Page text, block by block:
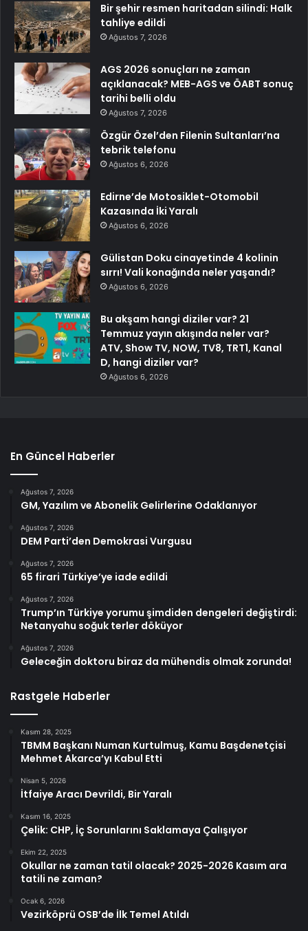
Bir şehir resmen haritadan silindi: Halk
tahliye edildi
Ağustos 7, 2026
AGS 2026 sonuçları ne zaman
açıklanacak? MEB-AGS ve ÖABT sonuç
tarihi belli oldu
Ağustos 7, 2026
Özgür Özel’den Filenin Sultanları’na
tebrik telefonu
Ağustos 6, 2026
Edirne’de Motosiklet-Otomobil
Kazasında İki Yaralı
Ağustos 6, 2026
Gülistan Doku cinayetinde 4 kolinin
sırrı! Vali konağında neler yaşandı?
Ağustos 6, 2026
Bu akşam hangi diziler var? 21
Temmuz yayın akışında neler var?
ATV, Show TV, NOW, TV8, TRT1, Kanal
D, hangi diziler var?
Ağustos 6, 2026
En Güncel Haberler
Ağustos 7, 2026
GM, Yazılım ve Abonelik Gelirlerine Odaklanıyor
Ağustos 7, 2026
DEM Parti’den Demokrasi Vurgusu
Ağustos 7, 2026
65 firari Türkiye’ye iade edildi
Ağustos 7, 2026
Trump’ın Türkiye yorumu şimdiden dengeleri değiştirdi:
Netanyahu soğuk terler döküyor
Ağustos 7, 2026
Geleceğin doktoru biraz da mühendis olmak zorunda!
Rastgele Haberler
Kasım 28, 2025
TBMM Başkanı Numan Kurtulmuş, Kamu Başdenetçisi
Mehmet Akarca’yı Kabul Etti
Nisan 5, 2026
İtfaiye Aracı Devrildi, Bir Yaralı
Kasım 16, 2025
Çelik: CHP, İç Sorunlarını Saklamaya Çalışıyor
Ekim 22, 2025
Okullar ne zaman tatil olacak? 2025-2026 Kasım ara
tatili ne zaman?
Ocak 6, 2026
Vezirköprü OSB’de İlk Temel Atıldı